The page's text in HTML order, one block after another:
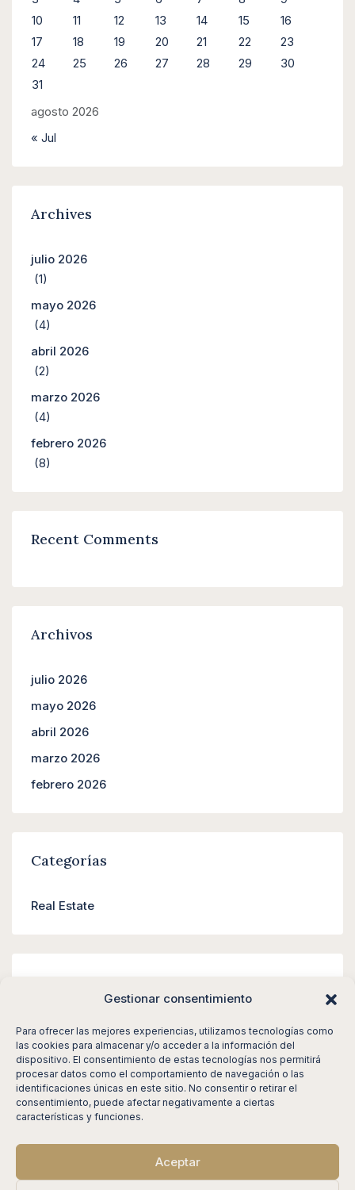
Gestionar consentimiento
Para ofrecer las mejores experiencias, utilizamos tecnologías como
las cookies para almacenar y/o acceder a la información del
dispositivo. El consentimiento de estas tecnologías nos permitirá
procesar datos como el comportamiento de navegación o las
identificaciones únicas en este sitio. No consentir o retirar el
consentimiento, puede afectar negativamente a ciertas
características y funciones.
Aceptar
agosto 2026
10
11 12 13 14 15
16
17
18 19 20 21 22
23
24
25 26 27 28 29
30
31
« Jul
Archives
julio 2026
(1)
mayo 2026
(4)
abril 2026
(2)
marzo 2026
(4)
febrero 2026
(8)
Recent Comments
Archivos
julio 2026
mayo 2026
abril 2026
marzo 2026
febrero 2026
Categorías
Real Estate
Acceder
Feed de entradas
Feed de comentarios
WordPress.org
© DRD Properties - All rights reserved